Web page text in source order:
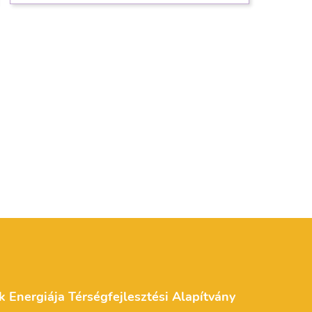
Energiája Térségfejlesztési Alapítvány